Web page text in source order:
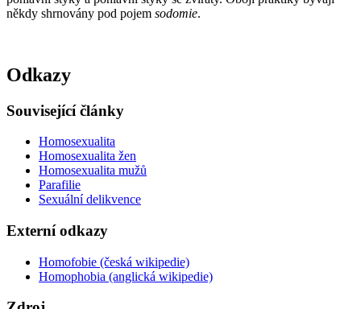
někdy shrnovány pod pojem sodomie.
Odkazy
Související články
Homosexualita
Homosexualita žen
Homosexualita mužů
Parafilie
Sexuální delikvence
Externí odkazy
Homofobie (česká wikipedie)
Homophobia (anglická wikipedie)